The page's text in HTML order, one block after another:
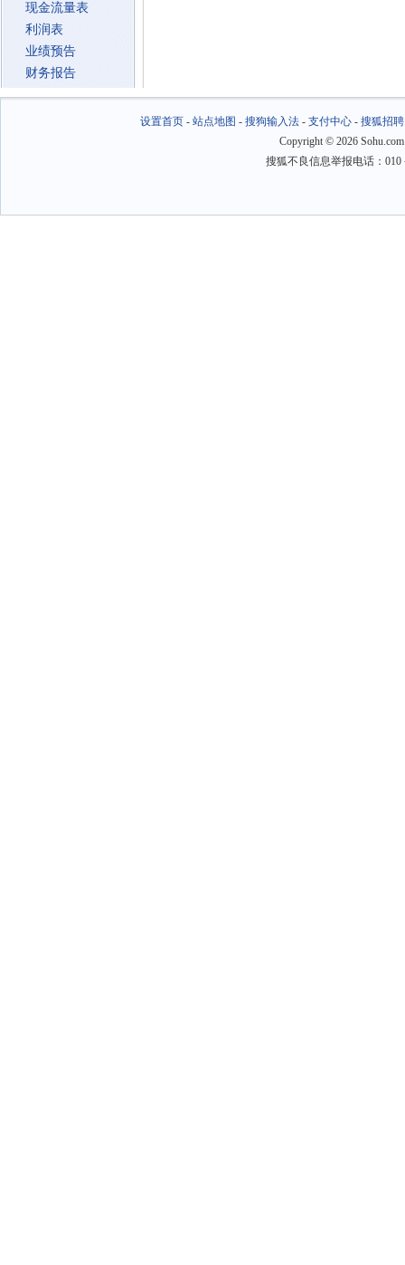
现金流量表
利润表
业绩预告
财务报告
设置首页- 站点地图 - 搜狗输入法- 支付中心- 搜狐招聘
Copyright © 2026
搜狐不良信息举报电话：010